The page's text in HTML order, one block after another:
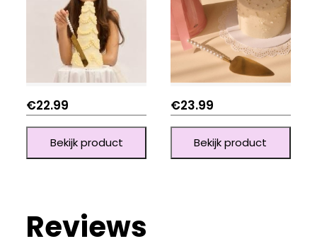
€22.99
Bekijk product
€23.99
Bekijk product
Reviews